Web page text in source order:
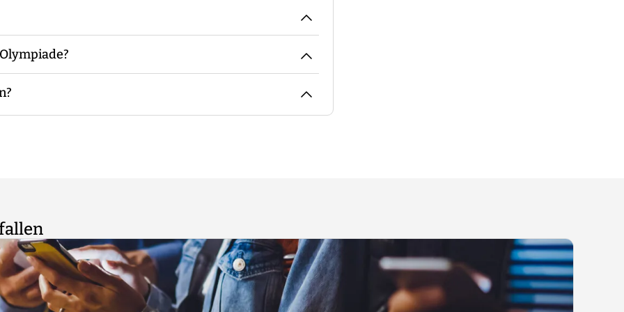
mit möglichst der gleichen Teilnehmerzahl. Bei
bei geringen Teilnehmerzahlen übernimmt das der
pro Gruppe in der Regel zwischen sechs und